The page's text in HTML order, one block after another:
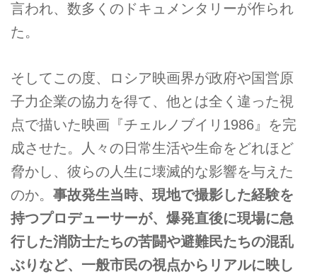
言われ、数多くのドキュメンタリーが作られ
た。
そしてこの度、ロシア映画界が政府や国営原
子力企業の協力を得て、他とは全く違った視
点で描いた映画『チェルノブイリ1986』を完
成させた。人々の日常生活や生命をどれほど
脅かし、彼らの人生に壊滅的な影響を与えた
のか。 事故発生当時、現地で撮影した経験を
持つプロデューサーが、爆発直後に現場に急
行した消防士たちの苦闘や避難民たちの混乱
ぶりなど、一般市民の視点からリアルに映し